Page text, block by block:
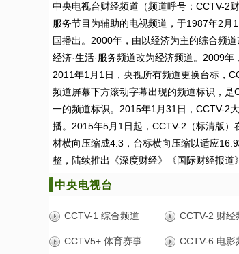
中央电视台财经频道（频道呼号：CCTV-2
服务节目为辅助的电视频道，于1987年2月
国播出。2000年，由以经济为主的综合频
经济·生活·服务频道改为经济频道。2009年
2011年1月1日，央视所有频道更换台标，
频道屏幕下方滚动字幕出现的频道标识，
一的频道标识。2015年1月31日，CCTV-2
播。2015年5月1日起，CCTV-2（标清版
材横向压缩成4:3，台标横向压缩以适应
整，陆续推出《深度财经》《国际财经报道
中央电视台
CCTV-1 综合频道 CCTV-2 财经
CCTV5+ 体育赛事 CCTV-6 电影